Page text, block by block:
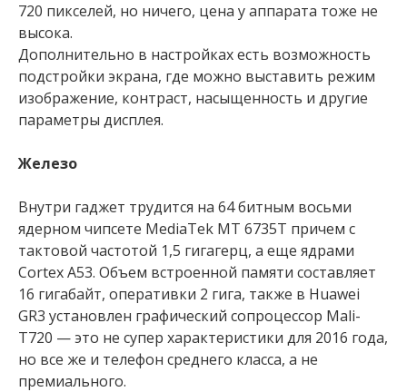
720 пикселей, но ничего, цена у аппарата тоже не
высока.
Дополнительно в настройках есть возможность
подстройки экрана, где можно выставить режим
изображение, контраст, насыщенность и другие
параметры дисплея.
Железо
Внутри гаджет трудится на 64 битным восьми
ядерном чипсете MediaTek MT 6735Т причем с
тактовой частотой 1,5 гигагерц, а еще ядрами
Сortex А53. Объем встроенной памяти составляет
16 гигабайт, оперативки 2 гига, также в Huawei
GR3 установлен графический сопроцессор Mali-
T720 — это не супер характеристики для 2016 года,
но все же и телефон среднего класса, а не
премиального.